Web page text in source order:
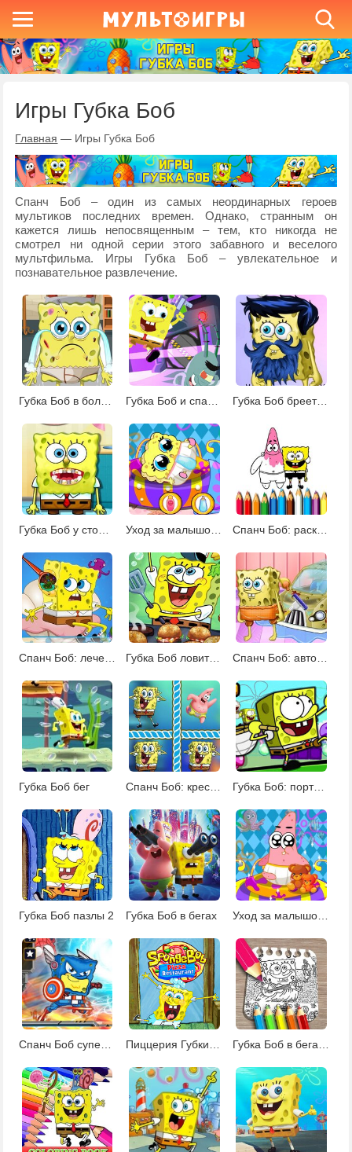
Игры Губка Боб
Главная — Игры Губка Боб
Спанч Боб – один из самых неординарных героев
мультиков последних времен. Однако, странным он
кажется лишь непосвященным – тем, кто никогда не
смотрел ни одной серии этого забавного и веселого
мультфильма. Игры Губка Боб – увлекательное и
познавательное развлечение.
Губка Боб в больнице Губка Боб бреет бороду
Губка Боб у стоматолога Уход за малышом Губкой Бобом Спанч Боб: раскраски
Спанч Боб: лечение уха Губка Боб ловит ингредиенты для крабсбургера Спанч Боб: автомойка и тюнинг
Губка Боб бег Спанч Боб: крестики-нолики Губка Боб: портал Никелодеон
Губка Боб пазлы 2 Губка Боб в бегах Уход за малышом Патриком
Спанч Боб супергерой Пиццерия Губки Боба Губка Боб в бегах раскраски